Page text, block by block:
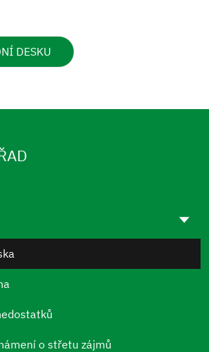
DESKU
o střetu zájmů